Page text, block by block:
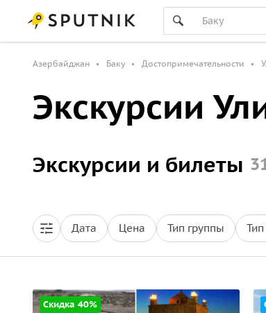
Азербайджан Баку Достопримечательности
Экскурсии
Экскурсии и билеты
Дата Цена Тип группы
Скидка 40%